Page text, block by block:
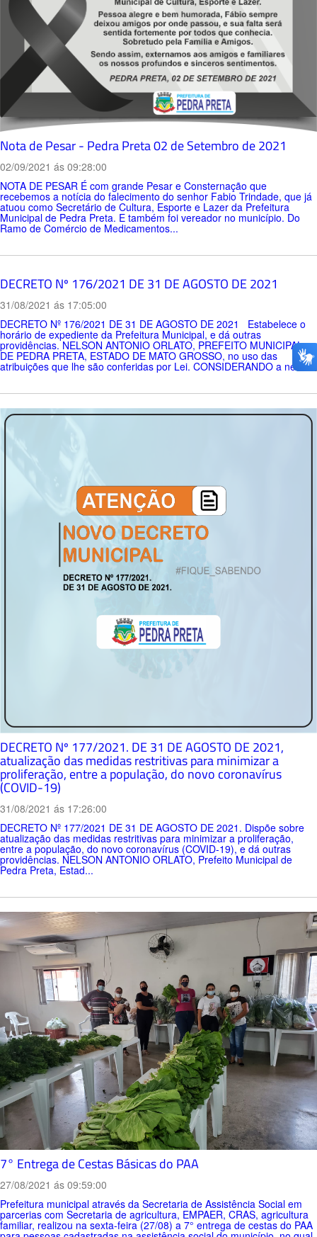
Nota de Pesar - Pedra Preta 02 de Setembro de 2021
02/09/2021 ás 09:28:00
NOTA DE PESAR É com grande Pesar e Consternação que
recebemos a notícia do falecimento do senhor Fabio Trindade, que já
atuou como Secretário de Cultura, Esporte e Lazer da Prefeitura
Municipal de Pedra Preta. E também foi vereador no município. Do
Ramo de Comércio de Medicamentos...
DECRETO Nº 176/2021 DE 31 DE AGOSTO DE 2021
31/08/2021 ás 17:05:00
DECRETO Nº 176/2021 DE 31 DE AGOSTO DE 2021 Estabelece o
horário de expediente da Prefeitura Municipal, e dá outras
providências. NELSON ANTONIO ORLATO, PREFEITO MUNICIPAL
DE PEDRA PRETA, ESTADO DE MATO GROSSO, no uso das
atribuições que lhe são conferidas por Lei. CONSIDERANDO a nec...
DECRETO Nº 177/2021. DE 31 DE AGOSTO DE 2021,
atualização das medidas restritivas para minimizar a
proliferação, entre a população, do novo coronavírus
(COVID-19)
31/08/2021 ás 17:26:00
DECRETO Nº 177/2021 DE 31 DE AGOSTO DE 2021. Dispõe sobre
atualização das medidas restritivas para minimizar a proliferação,
entre a população, do novo coronavírus (COVID-19), e dá outras
providências. NELSON ANTONIO ORLATO, Prefeito Municipal de
Pedra Preta, Estad...
7° Entrega de Cestas Básicas do PAA
27/08/2021 ás 09:59:00
Prefeitura municipal através da Secretaria de Assistência Social em
parcerias com Secretaria de agricultura, EMPAER, CRAS, agricultura
familiar, realizou na sexta-feira (27/08) a 7° entrega de cestas do PAA